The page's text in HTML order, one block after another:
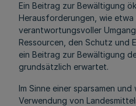
Ein Beitrag zur Bewältigung
Herausforderungen, wie
verantwortungsvoller
Ressourcen, den Schutz und
ein Beitrag zur Bewältigung
grundsätzlich erwartet.
Im Sinne einer sparsamen
Verwendung von